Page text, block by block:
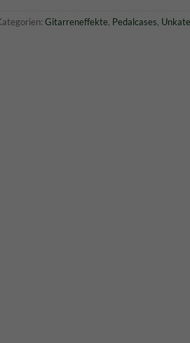
Gitarreneffekte, Pedalcases,